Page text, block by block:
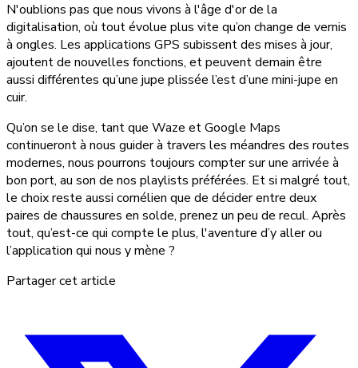
N'oublions pas que nous vivons à l'âge d'or de la
digitalisation, où tout évolue plus vite qu’on change de vernis
à ongles. Les applications GPS subissent des mises à jour,
ajoutent de nouvelles fonctions, et peuvent demain être
aussi différentes qu’une jupe plissée l’est d’une mini-jupe en
cuir.
Qu’on se le dise, tant que Waze et Google Maps
continueront à nous guider à travers les méandres des routes
modernes, nous pourrons toujours compter sur une arrivée à
bon port, au son de nos playlists préférées. Et si malgré tout,
le choix reste aussi cornélien que de décider entre deux
paires de chaussures en solde, prenez un peu de recul. Après
tout, qu’est-ce qui compte le plus, l'aventure d’y aller ou
l’application qui nous y mène ?
Partager cet article